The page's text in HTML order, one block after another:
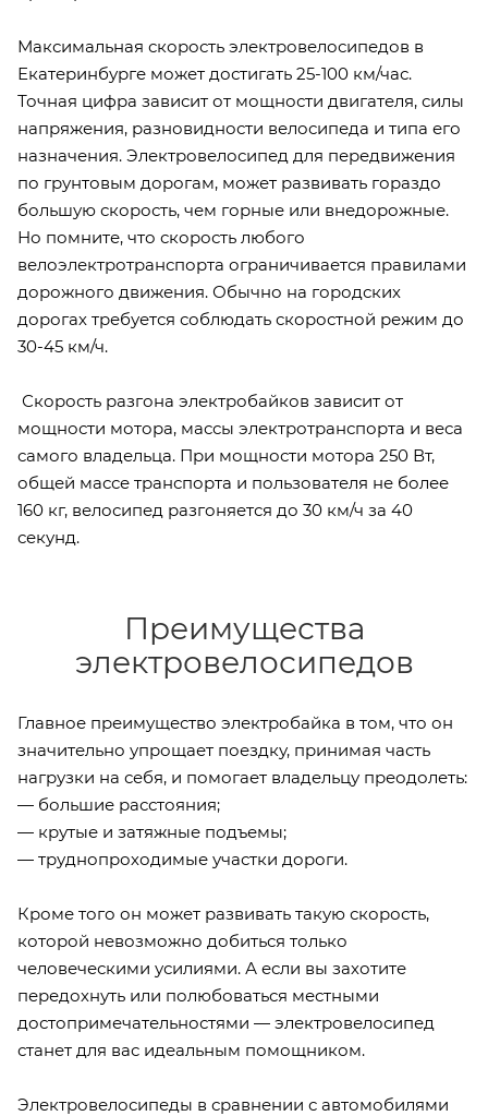
Максимальная скорость электровелосипедов в
Екатеринбурге может достигать 25-100 км/час.
Точная цифра зависит от мощности двигателя, силы
напряжения, разновидности велосипеда и типа его
назначения. Электровелосипед для передвижения
по грунтовым дорогам, может развивать гораздо
большую скорость, чем горные или внедорожные.
Но помните, что скорость любого
велоэлектротранспорта ограничивается правилами
дорожного движения. Обычно на городских
дорогах требуется соблюдать скоростной режим до
30-45 км/ч.
Скорость разгона электробайков зависит от
мощности мотора, массы электротранспорта и веса
самого владельца. При мощности мотора 250 Вт,
общей массе транспорта и пользователя не более
160 кг, велосипед разгоняется до 30 км/ч за 40
секунд.
Преимущества
электровелосипедов
Главное преимущество электробайка в том, что он
значительно упрощает поездку, принимая часть
нагрузки на себя, и помогает владельцу преодолеть:
— большие расстояния;
— крутые и затяжные подъемы;
— труднопроходимые участки дороги.
Кроме того он может развивать такую скорость,
которой невозможно добиться только
человеческими усилиями. А если вы захотите
передохнуть или полюбоваться местными
достопримечательностями — электровелосипед
станет для вас идеальным помощником.
Электровелосипеды в сравнении с автомобилями